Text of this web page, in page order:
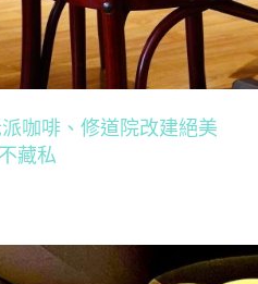
咖啡、修道院改建絕美
藏私